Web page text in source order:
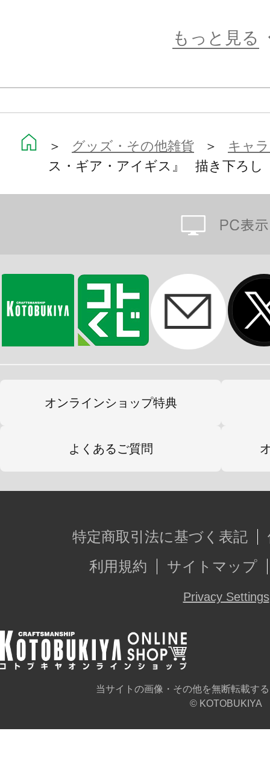
もっと見る
＞ グッズ・その他雑貨 ＞ キャ
ス・ギア・アイギス』 描き下ろ
オンラインショップ特典
よくあるご質問
特定商取引法に基づく表記
利用規約
サイトマップ
Privacy Settings
当サイトの画像・その他を無断転載す
© KOTOBUKIYA